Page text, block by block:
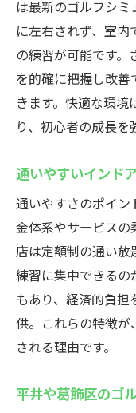
個別指導で上
ル
インドア
のメリット
初心者が
インドア
わせたレ
コーチの
ゴルフス
動画解析
ルの指導法
江戸川区
説
は最新のゴルフシ
に左右されず、室
の練習が可能です。
を的確に把握し改
きます。快適な環
り、初心者の成長を
通いやすいインド
通いやすさのポイン
金体系やサービスの
店は定額制の通い
練習に集中できるの
もあり、経済的負
供。これらの特徴
される理由です。
平井や葛飾区のゴ